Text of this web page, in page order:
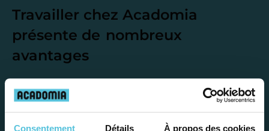
Consentement Détails À propos des cookies
Travailler chez Acadomia
présente de nombreux
avantages